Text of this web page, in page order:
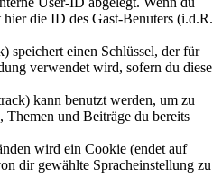
die ID des Gast-Benuters (i.d.R.
speichert einen Schlüssel, der für
verwendet wird, sofern du diese
kann benutzt werden, um zu
Themen und Beiträge du bereits
wird ein Cookie (endet auf
dir gewählte Spracheinstellung zu